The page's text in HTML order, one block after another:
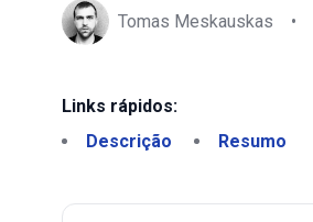
Tomas Meskauskas •
Links rápidos:
Descrição
Resumo